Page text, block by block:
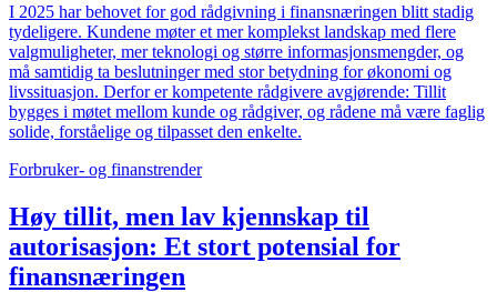
I 2025 har behovet for god rådgivning i finansnæringen blitt stadig
tydeligere. Kundene møter et mer komplekst landskap med flere
valgmuligheter, mer teknologi og større informasjonsmengder, og
må samtidig ta beslutninger med stor betydning for økonomi og
livssituasjon. Derfor er kompetente rådgivere avgjørende: Tillit
bygges i møtet mellom kunde og rådgiver, og rådene må være faglig
solide, forståelige og tilpasset den enkelte.
Forbruker- og finanstrender
Høy tillit, men lav kjennskap til
autorisasjon: Et stort potensial for
finansnæringen